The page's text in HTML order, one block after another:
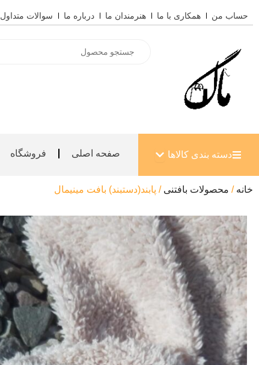
به
حساب من همکاری با ما هنرمندان ما درباره ما سوالات متداول
search
دسته بندی کالاها باز کردن دسته بندی کالاها
صفحه اصلی فروشگاه
خانه / محصولات بافتنی / پابند(دستبند) بافت مینیمال